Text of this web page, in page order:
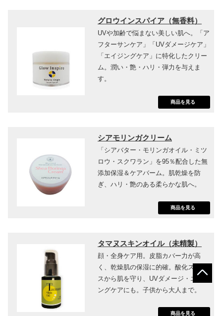
グロウインスパイア（無香料）
UVや加齢で悩まない美しい肌へ。「ア
フターサンケア」「UVダメージケア」
「エイジングケア」に特化したクリー
ム。潤い・艶・ハリ・弾力を与えま
す。
商品を見る
シアモリンガクリーム
「シアバター・モリンガオイル・ミツ
ロウ・スクワラン」を95％配合した無
添加保湿＆ケアバーム。肌乾燥を防
ぎ、ハリ・艶のある柔らかな肌へ。
商品を見る
タマヌスキンオイル（未精製）
顔・全身ケア用。皮脂カバー力が高
く、乾燥肌の保湿に的確。酸化ストレ
スから肌を守り、UVダメージ・エイジ
ングケアにも。子供から大人まで。
商品を見る